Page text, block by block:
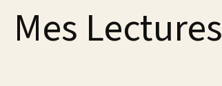
Mes Lectures